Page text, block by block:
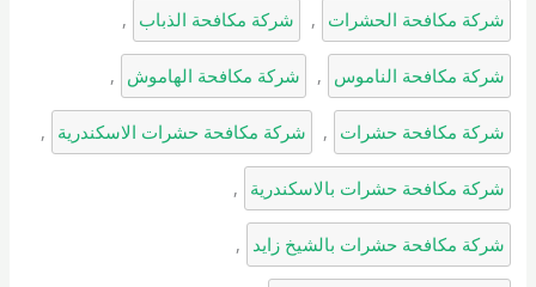
شركة مكافحة الحشرات , شركة مكافحة الذباب ,
شركة مكافحة الناموس , شركة مكافحة الهاموش ,
شركة مكافحة حشرات , شركة مكافحة حشرات الاسكندرية ,
شركة مكافحة حشرات بالاسكندرية ,
شركة مكافحة حشرات بالشيخ زايد ,